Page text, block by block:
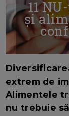
11
și
extrem de
Alimentele
nu trebuie